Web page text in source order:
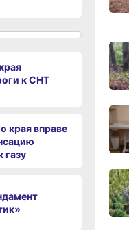
к СНТ
края вправе
газу